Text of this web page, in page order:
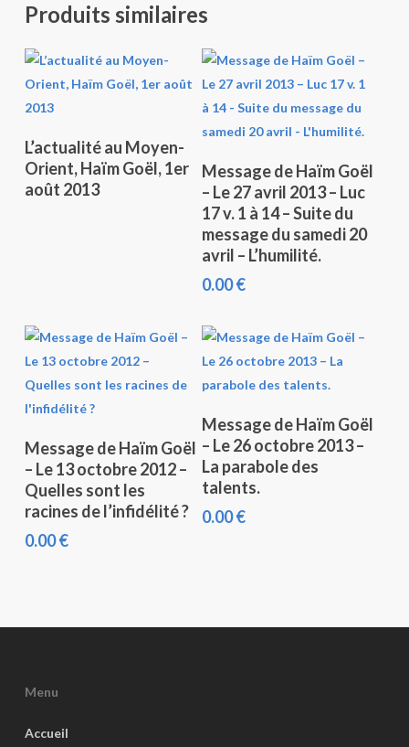
Produits similaires
Lire La Suite
L’actualité au Moyen-
Orient, Haïm Goël, 1er
août 2013
Ajouter Au Panier
Message de Haïm Goël
– Le 27 avril 2013 – Luc
17 v. 1 à 14 – Suite du
message du samedi 20
avril – L’humilité.
0.00€
Ajouter Au Panier
Message de Haïm Goël
– Le 13 octobre 2012 –
Quelles sont les
racines de l’infidélité ?
0.00€
Ajouter Au Panier
Message de Haïm Goël
– Le 26 octobre 2013 –
La parabole des
talents.
0.00€
Menu
Accueil